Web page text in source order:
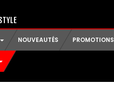
NOUVEAUTÉS PROMOTIONS